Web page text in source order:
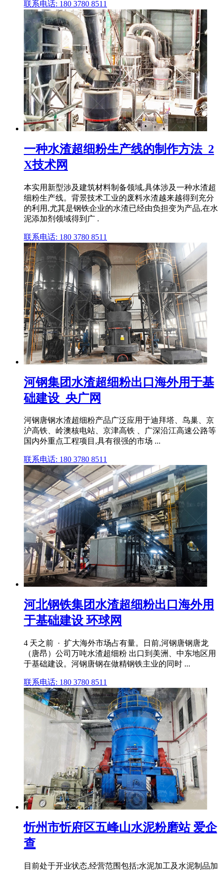
联系电话: 180 3780 8511
一种水渣超细粉生产线的制作方法_2
X技术网
本实用新型涉及建筑材料制备领域,具体涉及一种水渣超
细粉生产线。背景技术工业的废料水渣越来越得到充分
的利用,尤其是钢铁企业的水渣已经由负担变为产品,在水
泥添加剂领域得到广 .
联系电话: 180 3780 8511
河钢集团水渣超细粉出口海外用于基
础建设_央广网
河钢唐钢水渣超细粉产品广泛应用于迪拜塔、鸟巢、京
沪高铁、岭澳核电站、京津高铁 、广深沿江高速公路等
国内外重点工程项目,具有很强的市场 ...
联系电话: 180 3780 8511
河北钢铁集团水渣超细粉出口海外用
于基础建设 环球网
4 天之前 · 扩大海外市场占有量。日前,河钢唐钢唐龙
（唐昂）公司万吨水渣超细粉 出口到美洲、中东地区用
于基础建设。河钢唐钢在做精钢铁主业的同时 ...
联系电话: 180 3780 8511
忻州市忻府区五峰山水泥粉磨站 爱企
查
目前处于开业状态,经营范围包括;水泥加工及水泥制品加